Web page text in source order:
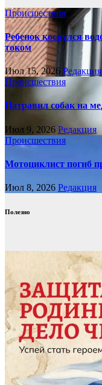
Происшествия
Ребенок коснулся
током
Июл 15, 2026 Редакция
Происшествия
Натравил собак на
Июл 9, 2026 Редакция
Происшествия
Мотоциклист погиб
Июл 8, 2026 Редакция
Полезно